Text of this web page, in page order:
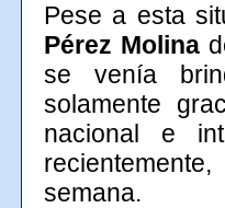
Pese a esta
Pérez Molina
se venía
solamente
nacional e
semana.